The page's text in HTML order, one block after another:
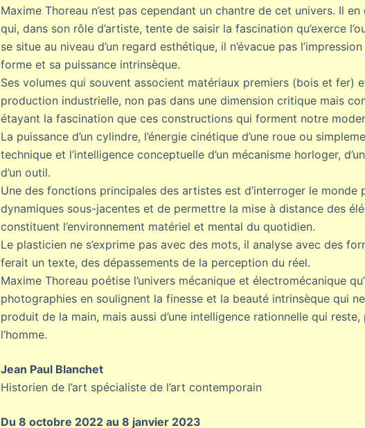
Maxime Thoreau n’est pas cependant un chantre de cet univers. Il
qui, dans son rôle d’artiste, tente de saisir la fascination qu’exerce
se situe au niveau d’un regard esthétique, il n’évacue pas
forme et sa puissance intrinsèque.
Ses volumes qui souvent associent matériaux premiers (bois et fer)
production industrielle, non pas dans une dimension critique mais
étayant la fascination que ces constructions qui forment notre
La puissance d’un cylindre, l’énergie cinétique d’une roue ou
technique et l’intelligence conceptuelle d’un mécanisme horloger,
d’un outil.
Une des fonctions principales des artistes est d’interroger le monde
dynamiques sous-jacentes et de permettre la mise à distance des
constituent l’environnement matériel et mental du quotidien.
Le plasticien ne s’exprime pas avec des mots, il analyse avec des
ferait un texte, des dépassements de la perception du réel.
Maxime Thoreau poétise l’univers mécanique et électromécanique
photographies en soulignent la finesse et la beauté intrinsèque qui
produit de la main, mais aussi d’une intelligence rationnelle qui
l’homme.
Jean Paul Blanchet
Historien de l’art spécialiste de l’art contemporain
Du 8 octobre 2022 au 8 janvier 2023